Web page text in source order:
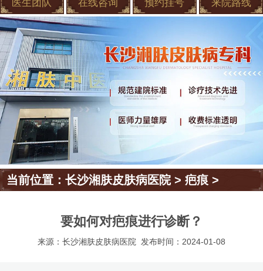
医生团队 在线咨询 预约挂号 来院路线
当前位置：长沙湘肤皮肤病医院>疤痕 >
要如何对疤痕进行诊断？
来源：长沙湘肤皮肤病医院 发布时间：2024-01-08